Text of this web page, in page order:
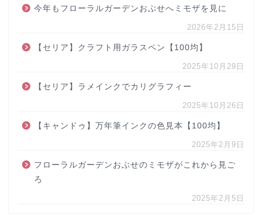
今年もフローラルガーデンおぶせへミモザを見に
2026年2月15日
【セリア】クラフト用ガラスペン【100均】
2025年10月29日
【セリア】ラメインクでカリグラフィー
2025年10月26日
【キャンドゥ】万年筆インクの色見本【100均】
2025年2月9日
フローラルガーデンおぶせのミモザがこれから見ご
ろ
2025年2月5日